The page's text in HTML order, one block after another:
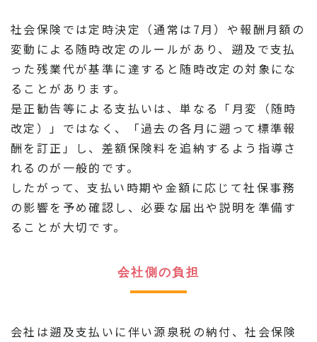
社会保険では定時決定（通常は7月）や報酬月額の
変動による随時改定のルールがあり、遡及で支払
った残業代が基準に達すると随時改定の対象にな
ることがあります。
是正勧告等による支払いは、単なる「月変（随時
改定）」ではなく、「過去の各月に遡って標準報
酬を訂正」し、差額保険料を追納するよう指導さ
れるのが一般的です。
したがって、支払い時期や金額に応じて社保事務
の影響を予め確認し、必要な届出や説明を準備す
ることが大切です。
会社側の負担
会社は遡及支払いに伴い源泉税の納付、社会保険